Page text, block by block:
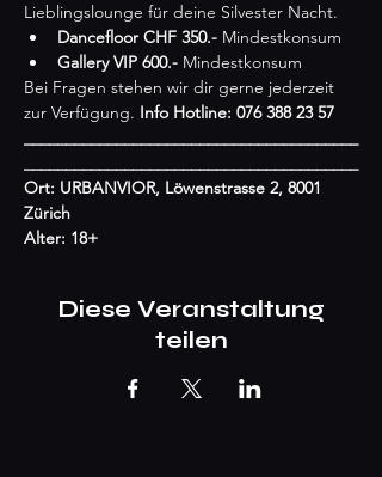
Lieblingslounge für deine Silvester Nacht.
Dancefloor CHF 350.- Mindestkonsum
Gallery VIP 600.- Mindestkonsum
​​​​​​Bei Fragen stehen wir dir gerne jederzeit
zur Verfügung. Info Hotline: 076 388 23 57
Ort: URBANVIOR, Löwenstrasse 2, 8001
Zürich
Alter: 18+
Diese Veranstaltung
teilen